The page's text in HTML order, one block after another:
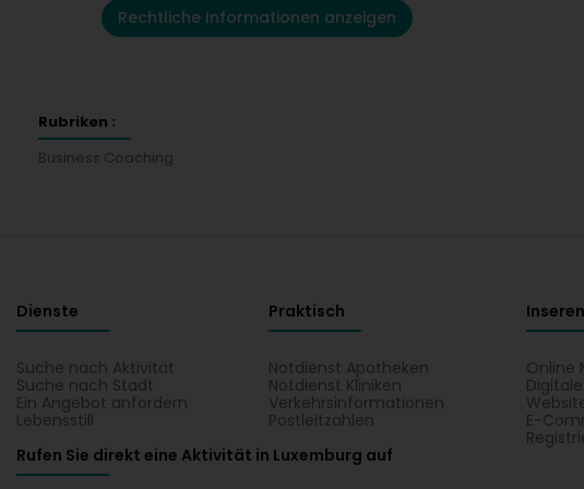
Rechtliche Informationen anzeigen
Rubriken :
Business Coaching
Dienste
Suche nach Aktivität
Suche nach Stadt
Ein Angebot anfordern
Lebensstill
Praktisch
Notdienst Apotheken
Notdienst Kliniken
Verkehrsinformationen
Postleitzahlen
Online
E-
Rufen Sie direkt eine Aktivität in Luxemburg auf